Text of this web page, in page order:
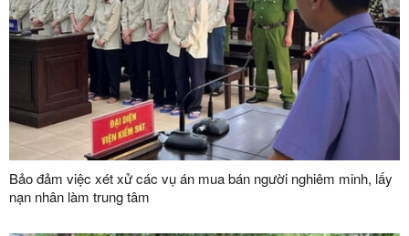
Bảo đảm việc xét xử các vụ án mua bán người nghiêm minh, lấy
nạn nhân làm trung tâm